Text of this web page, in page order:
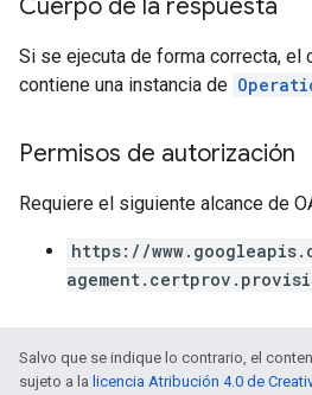
Cuerpo de la respuesta
Si se ejecuta de forma correcta, el
contiene una instancia de
Permisos de autorización
Requiere el siguiente alcance de
https://
Salvo que se indique lo contrario, el
sujeto a la licencia Atribución 4.0 de